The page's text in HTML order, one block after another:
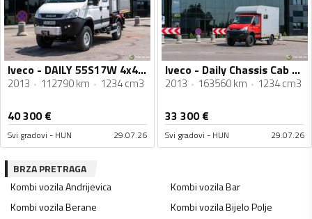
Iveco - DAILY 55S17W 4x4 / DOKA dupla kabina / Camper / Cerada / Kamion do 3,5 t / STR-0723
2013 112790 km 1234 cm3
40 300€
Svi gradovi - HUN 29.07.26
Iveco - Daily Chassis Cab 3,5T / šasija sa kabinom / 3,5 t / 6x6 / kamper / kamion šasija / STR-0708
2013 163560 km 1234 cm3
33 300€
Svi gradovi - HUN 29.07.26
BRZA PRETRAGA
Kombi vozilaAndrijevica Kombi vozilaBar
Kombi vozilaBerane Kombi vozilaBijelo Polje